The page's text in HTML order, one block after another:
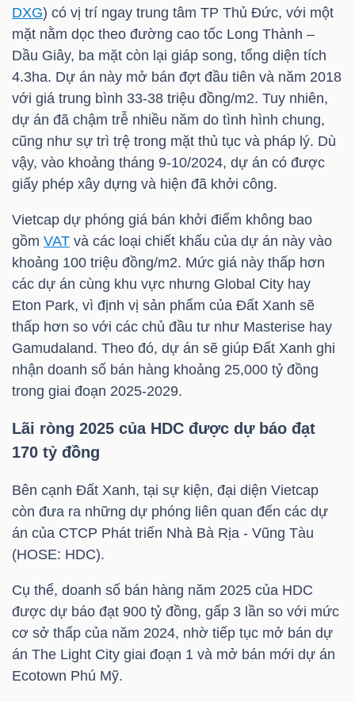
DXG) có vị trí ngay trung tâm TP Thủ Đức, với một
mặt nằm dọc theo đường cao tốc Long Thành –
Dầu Giây, ba mặt còn lại giáp song, tổng diện tích
4.3ha. Dự án này mở bán đợt đầu tiên và năm 2018
với giá trung bình 33-38 triệu đồng/m2. Tuy nhiên,
dự án đã chậm trễ nhiều năm do tình hình chung,
cũng như sự trì trệ trong mặt thủ tục và pháp lý. Dù
vậy, vào khoảng tháng 9-10/2024, dự án có được
giấy phép xây dựng và hiện đã khởi công.
Vietcap dự phóng giá bán khởi điểm không bao
gồm VAT và các loại chiết khấu của dự án này vào
khoảng 100 triệu đồng/m2. Mức giá này thấp hơn
các dự án cùng khu vực nhưng Global City hay
Eton Park, vì định vị sản phẩm của Đất Xanh sẽ
thấp hơn so với các chủ đầu tư như Masterise hay
Gamudaland. Theo đó, dự án sẽ giúp Đất Xanh ghi
nhận doanh số bán hàng khoảng 25,000 tỷ đồng
trong giai đoạn 2025-2029.
Lãi ròng 2025 của HDC được dự báo đạt
170 tỷ đồng
Bên cạnh Đất Xanh, tại sự kiện, đại diện Vietcap
còn đưa ra những dự phóng liên quan đến các dự
án của CTCP Phát triển Nhà Bà Rịa - Vũng Tàu
(HOSE: HDC).
Cụ thể, doanh số bán hàng năm 2025 của HDC
được dự báo đạt 900 tỷ đồng, gấp 3 lần so với mức
cơ sở thấp của năm 2024, nhờ tiếp tục mở bán dự
án The Light City giai đoạn 1 và mở bán mới dự án
Ecotown Phú Mỹ.
ĐÔNG
DƯƠNG
TÀI
CÁ
NHÂN
PHÂN
TÍCH
VIETSTOCKFINANCE
MÔ
NGÀNH
DOANH
NGHIỆP